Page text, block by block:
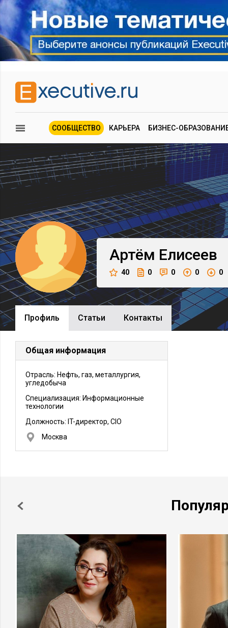
СООБЩЕСТВО КАРЬЕРА БИЗНЕС-
Артём Елисеев
40 0 0 0 0
Профиль Cтатьи Контакты
Общая информация
Отрасль: Нефть, газ, металлургия,
угледобыча
Специализация: Информационные
технологии
Должность: IT-директор, CIO
Москва